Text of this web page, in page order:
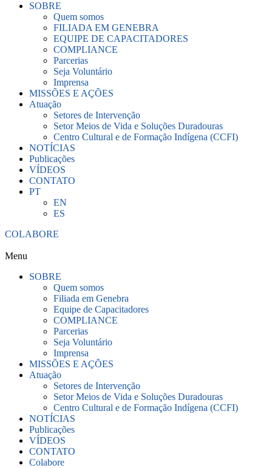
SOBRE
Quem somos
FILIADA EM GENEBRA
EQUIPE DE CAPACITADORES
COMPLIANCE
Parcerias
Seja Voluntário
Imprensa
MISSÕES E AÇÕES
Atuação
Setores de Intervenção
Setor Meios de Vida e Soluções Duradouras
Centro Cultural e de Formação Indígena (CCFI)
NOTÍCIAS
Publicações
VÍDEOS
CONTATO
PT
EN
ES
COLABORE
Menu
SOBRE
Quem somos
Filiada em Genebra
Equipe de Capacitadores
COMPLIANCE
Parcerias
Seja Voluntário
Imprensa
MISSÕES E AÇÕES
Atuação
Setores de Intervenção
Setor Meios de Vida e Soluções Duradouras
Centro Cultural e de Formação Indígena (CCFI)
NOTÍCIAS
Publicações
VÍDEOS
CONTATO
Colabore